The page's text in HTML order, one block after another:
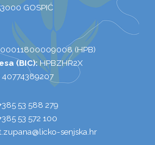
GOSPIĆ
(HPB)
(BIC):HPBZHR2X
40774389207
53 588 279
53 572 100
senjska.hr